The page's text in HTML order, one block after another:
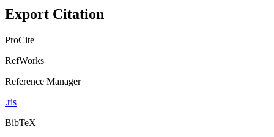
Export Citation
ProCite
RefWorks
Reference Manager
.ris
BibTeX